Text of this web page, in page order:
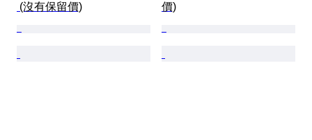
(沒有保留價)
價)